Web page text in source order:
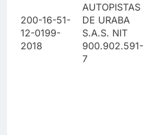
200-16-51-
12-0199-
2018
AUTOPISTAS
DE URABA
S.A.S. NIT
900.902.591-
7